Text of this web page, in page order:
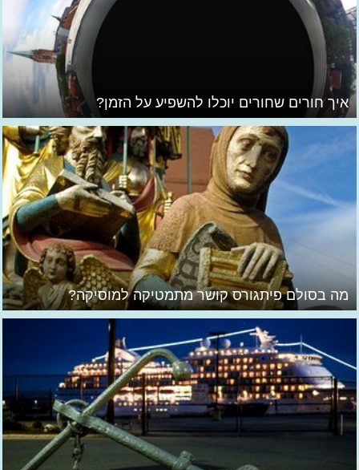
איך חורים שחורים יוכלו להשפיע על הזמן?
מה בסולם פיתגורס קושר מתמטיקה למוסיקה?